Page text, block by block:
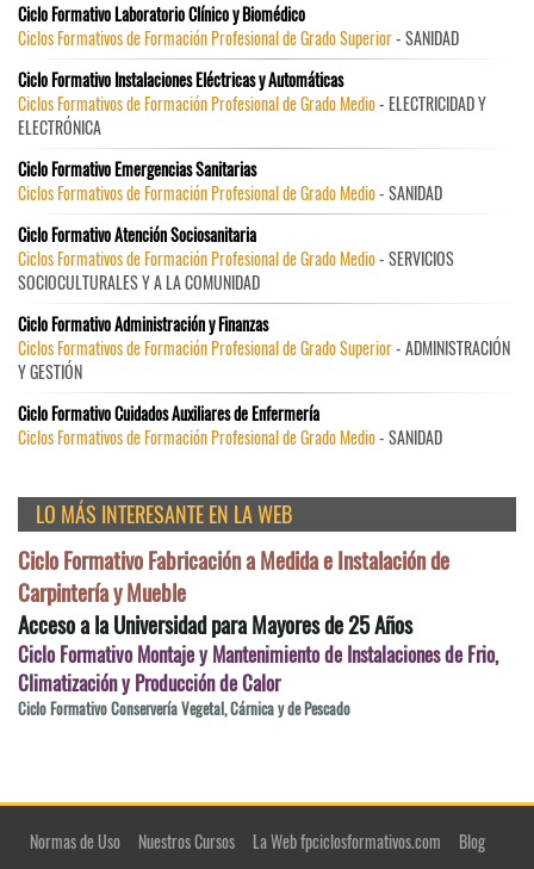
Ciclo Formativo Laboratorio Clínico y Biomédico
Ciclos Formativos de Formación Profesional de Grado Superior- SANIDAD
Ciclo Formativo Instalaciones Eléctricas y Automáticas
Ciclos Formativos de Formación Profesional de Grado Medio- ELECTRICIDAD Y
ELECTRÓNICA
Ciclo Formativo Emergencias Sanitarias
Ciclos Formativos de Formación Profesional de Grado Medio- SANIDAD
Ciclo Formativo Atención Sociosanitaria
Ciclos Formativos de Formación Profesional de Grado Medio- SERVICIOS
SOCIOCULTURALES Y A LA COMUNIDAD
Ciclo Formativo Administración y Finanzas
Ciclos Formativos de Formación Profesional de Grado Superior- ADMINISTRACIÓN
Y GESTIÓN
Ciclo Formativo Cuidados Auxiliares de Enfermería
Ciclos Formativos de Formación Profesional de Grado Medio- SANIDAD
LO MÁS INTERESANTE EN LA WEB
Ciclo Formativo Fabricación a Medida e Instalación de
Carpintería y Mueble
Acceso a la Universidad para Mayores de 25 Años
Ciclo Formativo Montaje y Mantenimiento de Instalaciones de Frio,
Climatización y Producción de Calor
Ciclo Formativo Conservería Vegetal, Cárnica y de Pescado
Normas de Uso Nuestros Cursos La Web fpciclosformativos.com
Blog